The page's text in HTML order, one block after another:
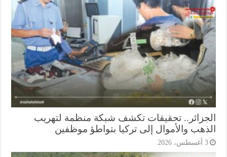
تحقيقات تكشف شبكة منظمة لتهريب
والأموال إلى تركيا بتواطؤ موظفين